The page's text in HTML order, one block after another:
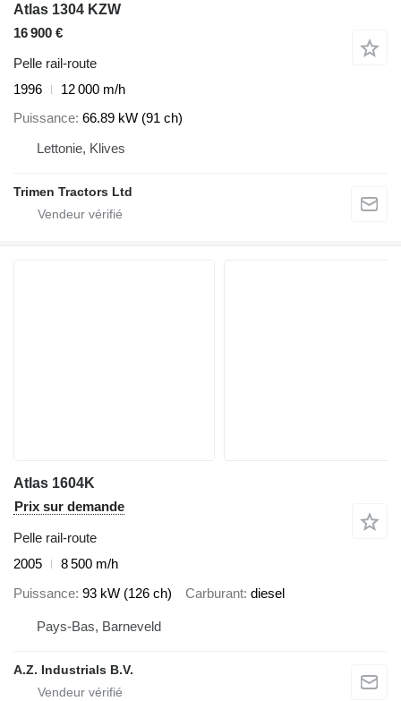
Atlas 1304 KZW
16 900 €
Pelle rail-route
1996
12 000 m/h
Puissance 66.89 kW (91 ch)
Lettonie, Klives
Trimen Tractors Ltd
Atlas 1604K
Prix sur demande
Pelle rail-route
2005
8 500 m/h
Puissance 93 kW (126 ch) Carburant diesel
Pays-Bas, Barneveld
A.Z. Industrials B.V.